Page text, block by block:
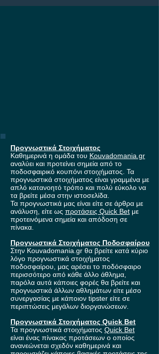
Europa League, με
Προγνωστικά Στοιχήματος
Καθημερινά η ομάδα του Kouvadomania.gr
αναλύει και προτείνει σημεία από το
ποδοσφαιρικό κουπόνι στοιχήματος. Τα
προγνωστικά στοιχήματος είναι γραμμένα με
απλό κατανοητό τρόπο και πολύ εύκολο να
τα βρείτε μέσα στην ιστοσελίδα.
Τα προγνωστικά μας είναι είτε σε άρθρα με
ανάλυση, είτε ως προτάσεις Quick Bet με
προτεινόμενα σημεία και απόδοση σε
πίνακα.
Προγνωστικά Στοιχήματος Ποδοσφαίρου
Στην Kouvadomania.gr θα βρείτε κατά κύριο
λόγο προγνωστικά στοιχήματος
ποδοσφαίρου, μας αρέσει το ποδόσφαιρο
περισσότερο από κάθε άλλο άθλημα,
παρόλα αυτά κάποιες φορές θα βρείτε και
προγνωστικά άλλων αθλημάτων είτε μέσο
συνεργασίας με κάποιον tipster είτε σε
περιπτώσεις μεγάλων διοργανώσεων.
Προγνωστικά Στοιχήματος Quick Bet
Τα προγνωστικά στοιχήματος Quick Bet
είναι ένας πίνακας προτάσεων ο οποίος
ανανεώνεται σχεδόν καθημερινά και